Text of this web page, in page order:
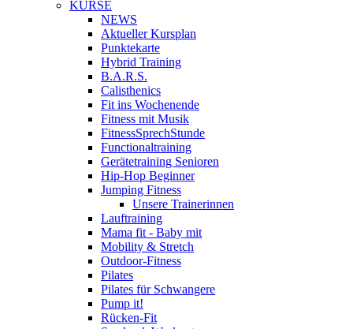
KURSE
NEWS
Aktueller Kursplan
Punktekarte
Hybrid Training
B.A.R.S.
Calisthenics
Fit ins Wochenende
Fitness mit Musik
FitnessSprechStunde
Functionaltraining
Gerätetraining Senioren
Hip-Hop Beginner
Jumping Fitness
Unsere Trainerinnen
Lauftraining
Mama fit - Baby mit
Mobility & Stretch
Outdoor-Fitness
Pilates
Pilates für Schwangere
Pump it!
Rücken-Fit